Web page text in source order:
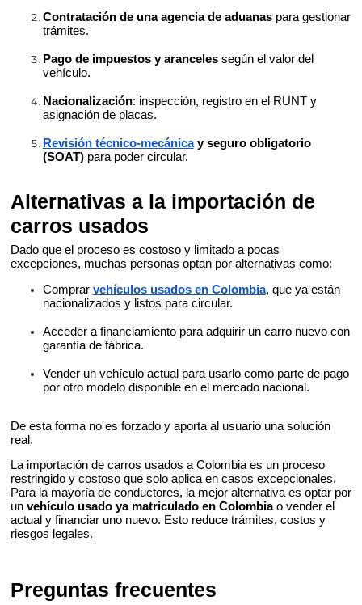
Contratación de una agencia de aduanaspara gestionar
trámites.
Pago de impuestos y arancelessegún el valor del
vehículo.
Nacionalización: inspección, registro en el RUNT y
asignación de placas.
Revisión técnico-mecánicay seguro obligatorio
(SOAT)para poder circular.
Alternativas a la importación de
carros usados
Dado que el proceso es costoso y limitado a pocas
excepciones, muchas personas optan por alternativas como:
Comprar vehículos usados en Colombia, que ya están
nacionalizados y listos para circular.
Acceder a financiamiento para adquirir un carro nuevo con
garantía de fábrica.
Vender un vehículo actual para usarlo como parte de pago
por otro modelo disponible en el mercado nacional.
De esta forma no es forzado y aporta al usuario una solución
real.
La importación de carros usados a Colombia es un proceso
restringido y costoso que solo aplica en casos excepcionales.
Para la mayoría de conductores, la mejor alternativa es optar por
un vehículo usado ya matriculado en Colombiao vender el
actual y financiar uno nuevo. Esto reduce trámites, costos y
riesgos legales.
Preguntas frecuentes